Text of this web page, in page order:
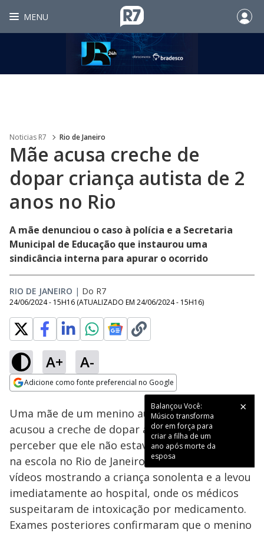
MENU
Noticias R7 Rio de Janeiro
Mãe acusa creche de
dopar criança autista de 2
anos no Rio
A mãe denunciou o caso à polícia e a Secretaria
Municipal de Educação que instaurou uma
sindicância interna para apurar o ocorrido
RIO DE JANEIRO | Do R7
24/06/2024 - 15H16 (ATUALIZADO EM 24/06/2024 - 15H16)
A+ A-
Adicione como fonte preferencial no Google
Balançou Você:
Músico transforma
dor em força para
criar a filha de um
ano após morte da
esposa
Ativar
Loaded
22.54%
Uma mãe de um menino autista de 2 anos
acusou a creche de dopar a criança após
perceber que ele não estava bem ao buscá-lo
na escola no Rio de Janeiro. A mãe gravou
vídeos mostrando a criança sonolenta e a levou
imediatamente ao hospital, onde os médicos
suspeitaram de intoxicação por medicamento.
Exames posteriores confirmaram que o menino